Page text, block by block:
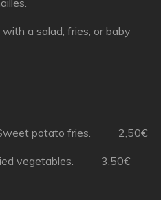
a salad, fries, or baby
Sweet potato fries. 2,50€
fried vegetables. 3,50€